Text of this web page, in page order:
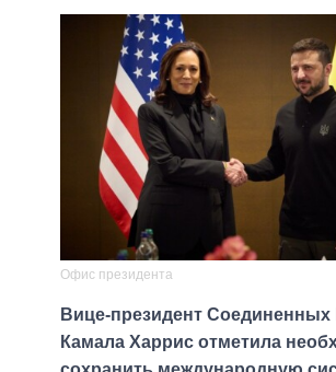
Офис президента
Вице-президент
Камала Харрис отметила